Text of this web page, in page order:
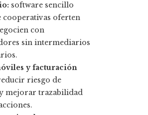
software sencillo
cooperativas oferten
con
sin intermediarios
y facturación
riesgo de
mejorar trazabilidad